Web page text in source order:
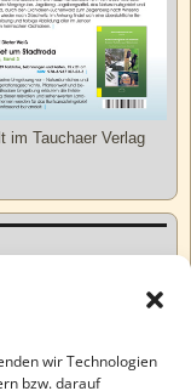
wir Technologien
bzw. darauf
im Tauchaer Verlag